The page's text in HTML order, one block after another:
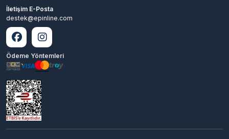
İletişim E-Posta
destek@epinline.com
Ödeme Yöntemleri